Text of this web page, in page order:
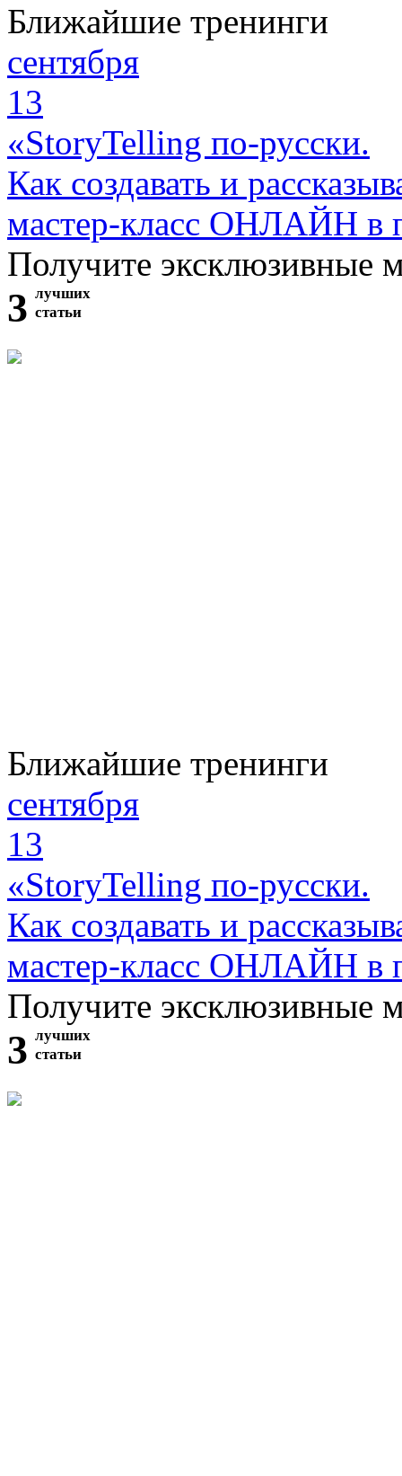
Ближайшие тренинги
сентября
13
«StoryTelling по-русски.
Как создавать и
мастер-класс ОНЛАЙН в
Получите эксклюзивные
3 лучших
статьи
Ближайшие тренинги
сентября
13
«StoryTelling по-русски.
Как создавать и
мастер-класс ОНЛАЙН в
Получите эксклюзивные
3 лучших
статьи